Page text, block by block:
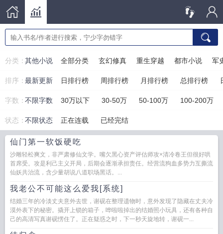
分类： 全部分类 玄幻修真 重生穿越 都市小说 军
其他小说
排序： 日排行榜 周排行榜 月排行榜 总排行榜
最新更新
字数：不限字数 30万以下 30-50万 50-100万 100-200万
状态：不限状态 正在连载 已经完结
仙门第一软饭硬吃
沙雕轻松爽文，非严肃修仙文学。嘴欠黑心资产评估师攻×清冷卷王但很好哄
首席受。攻是利己主义开局，后期会逐渐承担责任。经营流狗血多势力互撕流
仙妖共治流，含少量胡说八道职场黑话。...
我老公不可能这么爱我[系统]
结婚三年的冷淡丈夫意外去世，谢砚在整理遗物时，意外发现了隐藏在丈夫冷
漠外表下的秘密。撬开上锁的箱子，哗啦啦掉出的结婚照小玩具，还有各种自
己的高清写真谢砚愣住了。正在疑惑之时，下一秒天旋地转，谢砚一...